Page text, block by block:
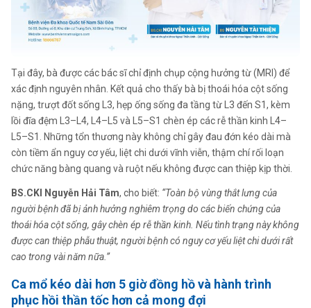
Tại đây, bà được các bác sĩ chỉ định chụp cộng hưởng từ (MRI) để
xác định nguyên nhân. Kết quả cho thấy bà bị thoái hóa cột sống
nặng, trượt đốt sống L3, hẹp ống sống đa tầng từ L3 đến S1, kèm
lồi đĩa đệm L3–L4, L4–L5 và L5–S1 chèn ép các rễ thần kinh L4–
L5–S1. Những tổn thương này không chỉ gây đau đớn kéo dài mà
còn tiềm ẩn nguy cơ yếu, liệt chi dưới vĩnh viễn, thậm chí rối loạn
chức năng bàng quang và ruột nếu không được can thiệp kịp thời.
BS.CKI Nguyễn Hải Tâm, cho biết: “Toàn bộ vùng thắt lưng của
người bệnh đã bị ảnh hưởng nghiêm trọng do các biến chứng của
thoái hóa cột sống, gây chèn ép rễ thần kinh. Nếu tình trạng này không
được can thiệp phẫu thuật, người bệnh có nguy cơ yếu liệt chi dưới rất
cao trong vài năm nữa.”
Ca mổ kéo dài hơn 5 giờ đồng hồ và hành trình
phục hồi thần tốc hơn cả mong đợi